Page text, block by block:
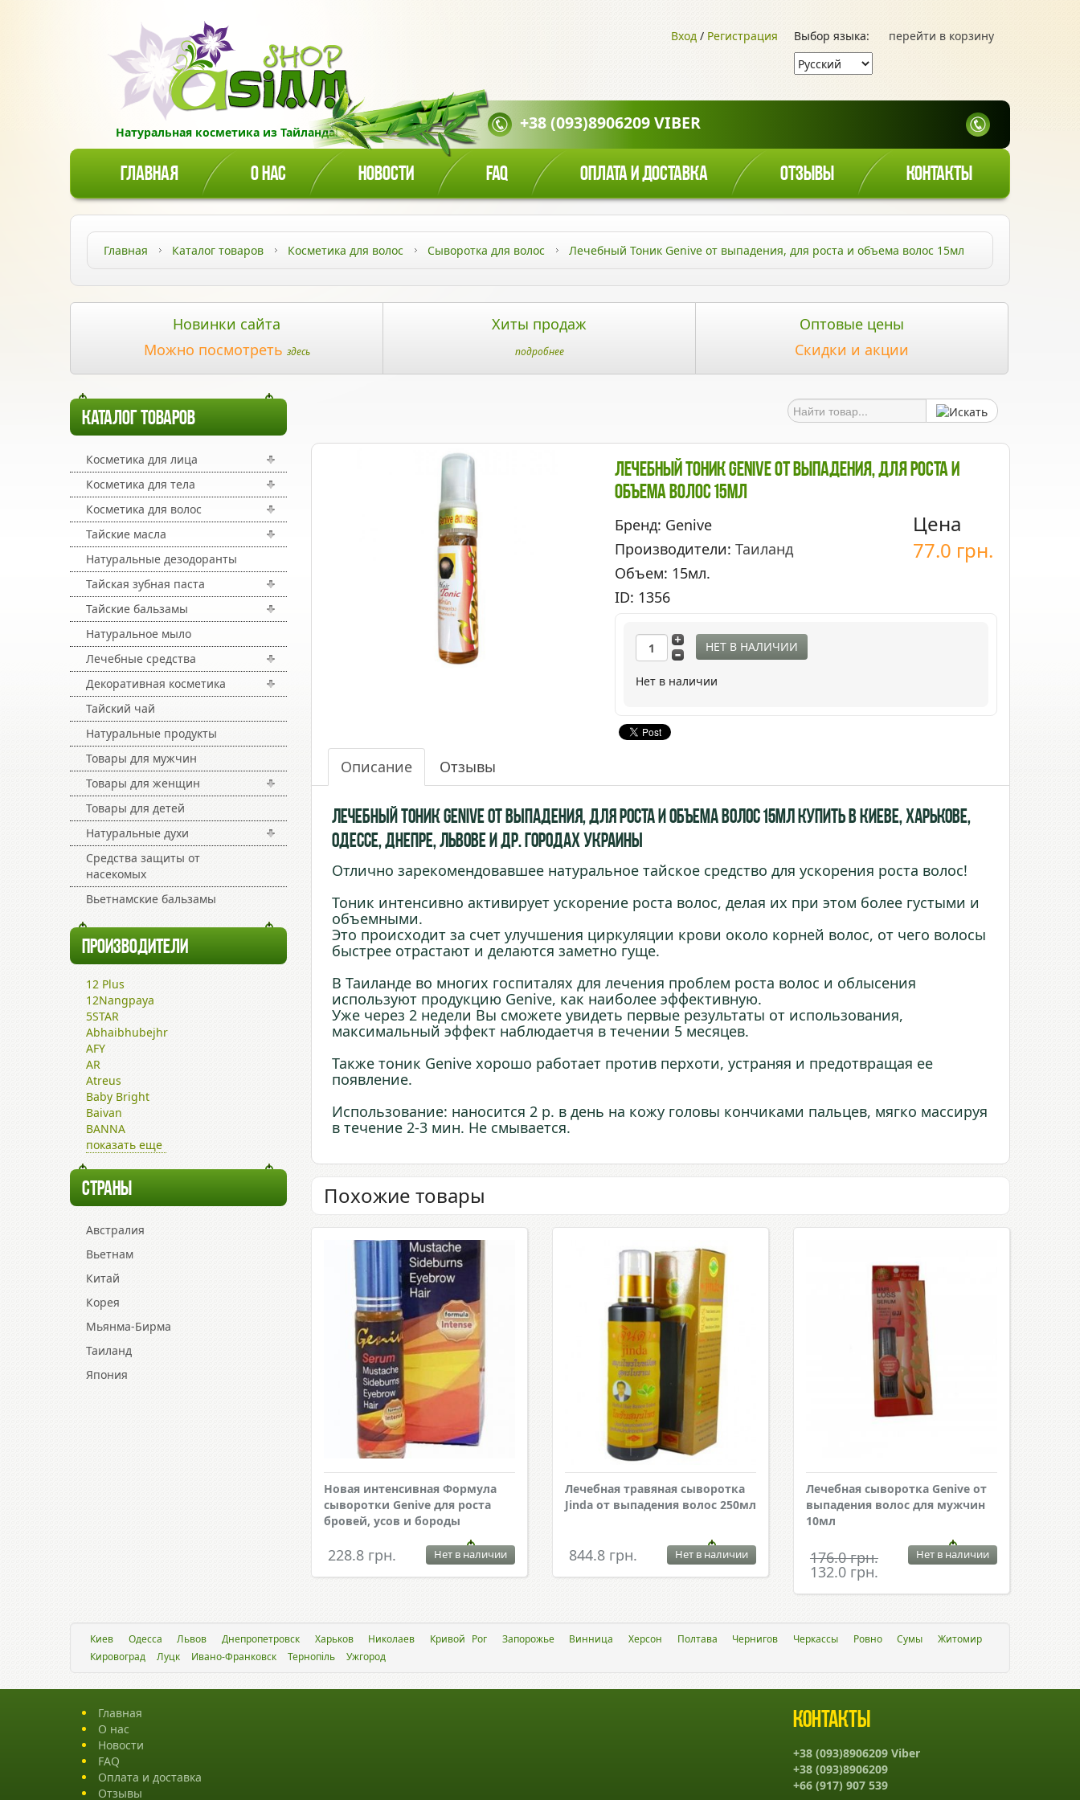
Натуральная косметика из Тайланда!
перейти в корзину
Выбор языка:
Вход / Регистрация
+38 (093)8906209 VIBER
ГЛАВНАЯ О НАС НОВОСТИ FAQ ОПЛАТА И ДОСТАВКА ОТЗЫВЫ КОНТАКТЫ
Главная Каталог товаров Косметика для волос Сыворотка для волос Лечебный Тоник Genive от выпадения, для роста и объема волос 15мл
Новинки сайта
Можно посмотреть здесь
Хиты продаж
подробнее
Оптовые цены
Скидки и акции
КАТАЛОГ ТОВАРОВ
Косметика для лица
Косметика для тела
Косметика для волос
Тайские масла
Натуральные дезодоранты
Тайская зубная паста
Тайские бальзамы
Натуральное мыло
Лечебные средства
Декоративная косметика
Тайский чай
Натуральные продукты
Товары для мужчин
Товары для женщин
Товары для детей
Натуральные духи
Средства защиты от
насекомых
Вьетнамские бальзамы
ПРОИЗВОДИТЕЛИ
12 Plus
12Nangpaya
5STAR
Abhaibhubejhr
AFY
AR
Atreus
Baby Bright
Baivan
BANNA
показать еще
СТРАНЫ
Австралия
Вьетнам
Китай
Корея
Мьянма-Бирма
Таиланд
Япония
Лечебный Тоник Genive От Выпадения, Для Роста И
Объема Волос 15мл
Бренд: Genive
Производители: Таиланд
Объем: 15мл.
ID: 1356
Цена
77.0 грн.
НЕТ В НАЛИЧИИ
Нет в наличии
Описание Отзывы
Лечебный Тоник Genive от выпадения, для роста и объема волос 15мл купить в Киеве, Харькове,
Одессе, Днепре, Львове и др. городах Украины
Отлично зарекомендовавшее натуральное тайское средство для ускорения роста волос!
Тоник интенсивно активирует ускорение роста волос, делая их при этом более густыми и
объемными.
Это происходит за счет улучшения циркуляции крови около корней волос, от чего волосы
быстрее отрастают и делаются заметно гуще.
В Таиланде во многих госпиталях для лечения проблем роста волос и облысения
используют продукцию Genive, как наиболее эффективную.
Уже через 2 недели Вы сможете увидеть первые результаты от использования,
максимальный эффект наблюдаетчя в течении 5 месяцев.
Также тоник Genive хорошо работает против перхоти, устраняя и предотвращая ее
появление.
Использование: наносится 2 р. в день на кожу головы кончиками пальцев, мягко массируя
в течение 2-3 мин. Не смывается.
Похожие товары
Новая интенсивная Формула
сыворотки Genive для роста
бровей, усов и бороды
228.8 грн. Нет в наличии
Лечебная травяная сыворотка
Jinda от выпадения волос 250мл
844.8 грн. Нет в наличии
Лечебная сыворотка Genive от
выпадения волос для мужчин
10мл
176.0 грн.
132.0 грн.
Нет в наличии
Киев Одесса Львов Днепропетровск Харьков Николаев Кривой Рог Запорожье Винница Херсон Полтава Чернигов Черкассы Ровно Сумы
Житомир
Кировоград
Луцк Ивано-Франковск Тернопіль Ужгород
Главная
О нас
Новости
FAQ
Оплата и доставка
Отзывы
Контакты
+38 (093)8906209 Viber
+38 (093)8906209
+66 (917) 907 539